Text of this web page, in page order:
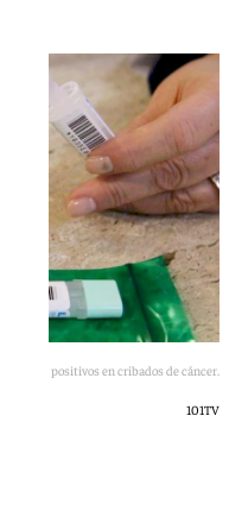
Falsos positivos en cribados de cáncer.
101TV